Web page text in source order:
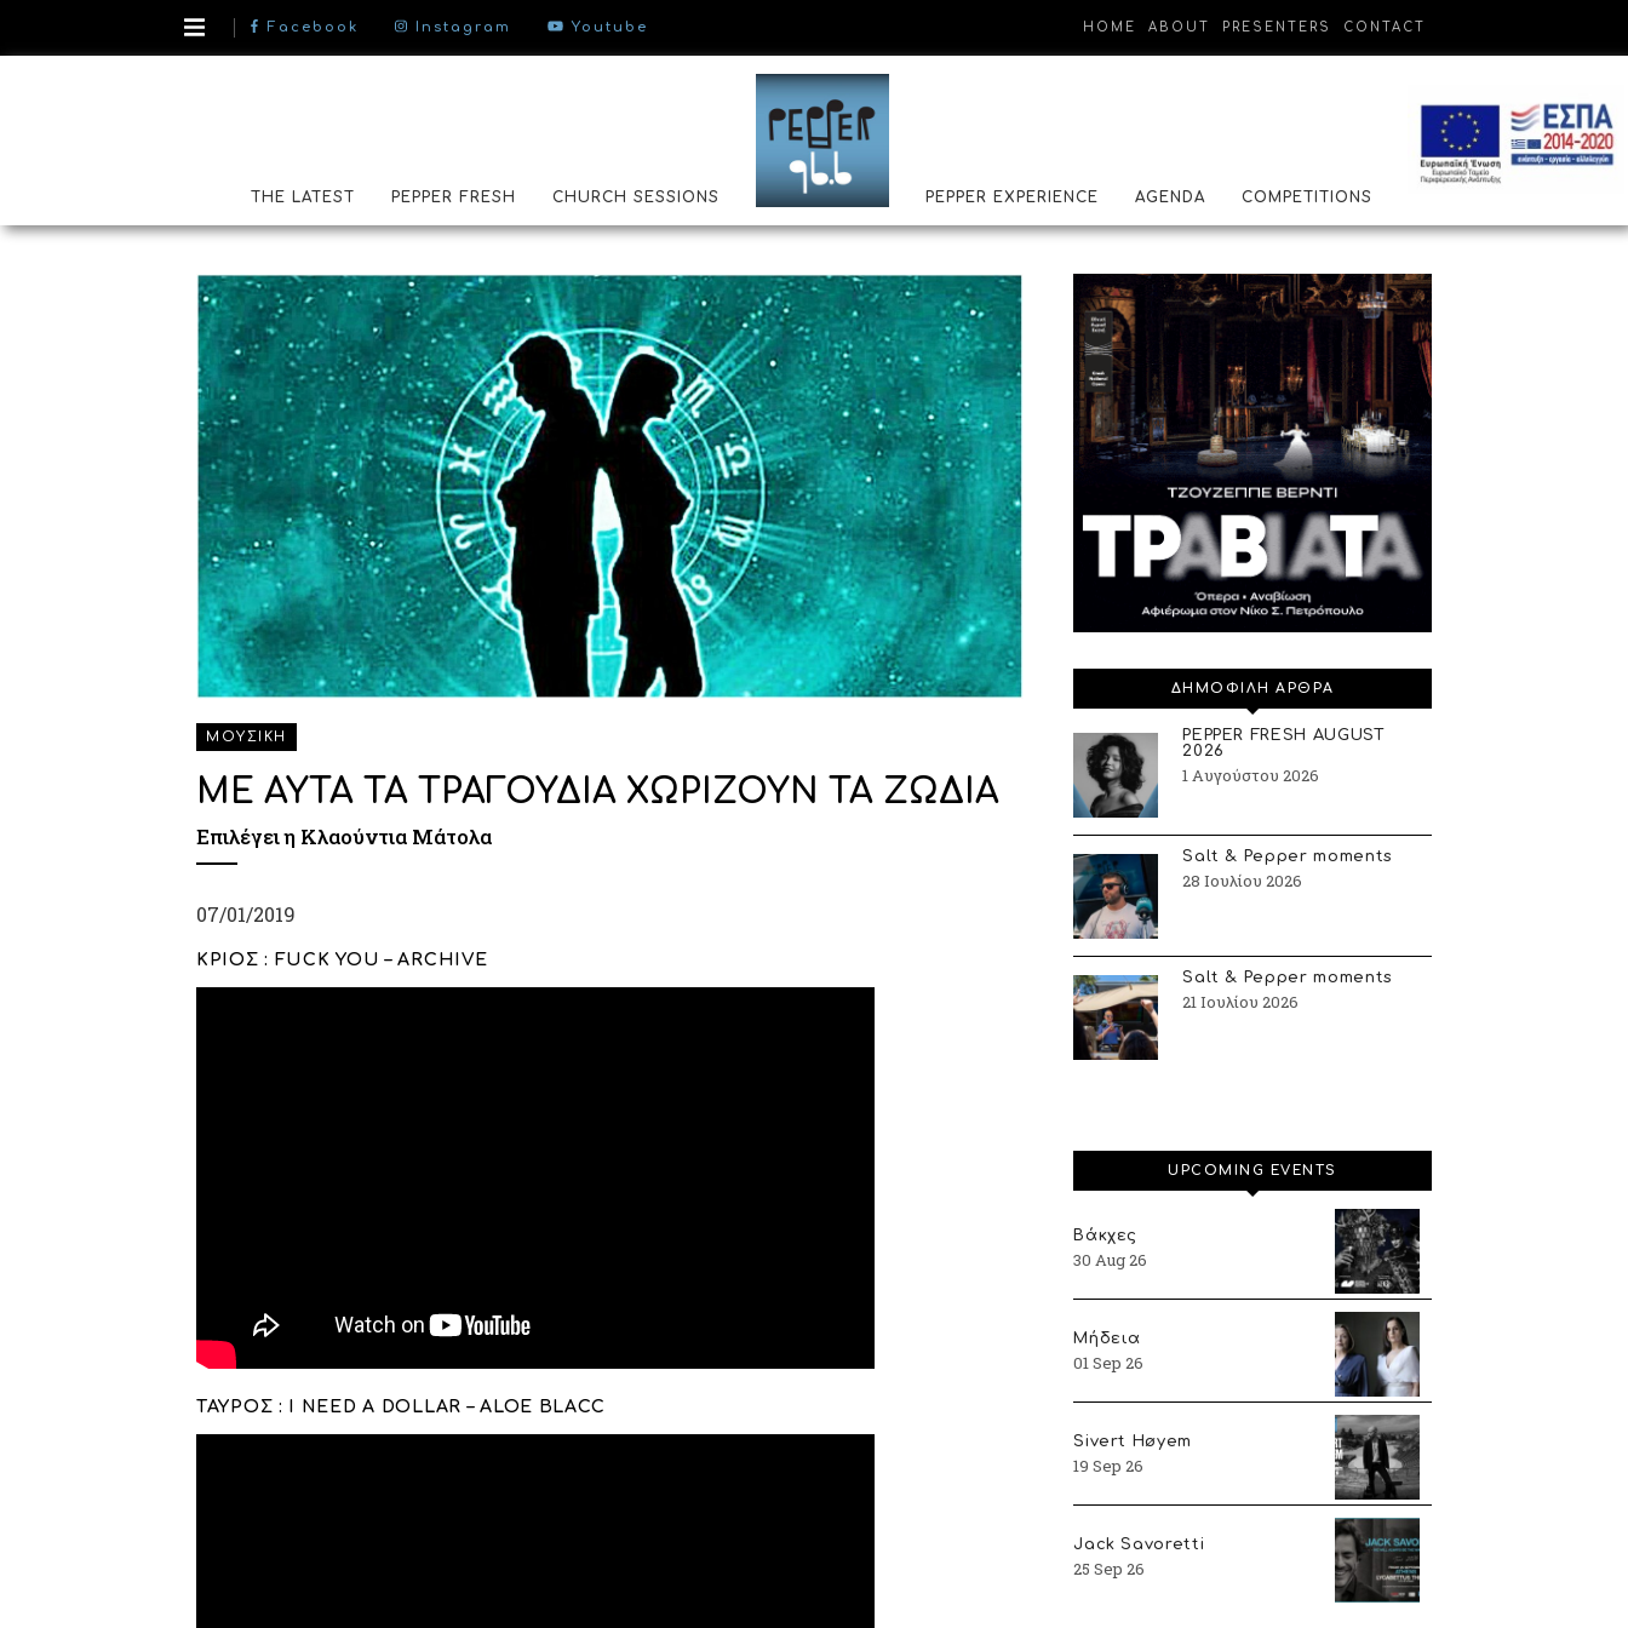
Facebook Instagram Youtube HOME ABOUT PRESENTERS CONTACT
THE LATEST PEPPER FRESH CHURCH SESSIONS PEPPER EXPERIENCE AGENDA COMPETITIONS
ΜΟΥΣΙΚΗ
ΜΕ ΑΥΤΑ ΤΑ ΤΡΑΓΟΥΔΙΑ ΧΩΡΙΖΟΥΝ ΤΑ ΖΩΔΙΑ
Επιλέγει η Κλαούντια Μάτολα
07/01/2019
ΚΡΙΟΣ : FUCK YOU – ARCHIVE
ΤΑΥΡΟΣ : I NEED A DOLLAR – ALOE BLACC
ΔΗΜΟΦΙΛΗ ΑΡΘΡΑ
PEPPER FRESH AUGUST
2026
1 Αυγούστου 2026
Salt & Pepper moments
28 Ιουλίου 2026
Salt & Pepper moments
21 Ιουλίου 2026
UPCOMING EVENTS
Βάκχες
30 Aug 26
Μήδεια
01 Sep 26
Sivert Høyem
19 Sep 26
Jack Savoretti
25 Sep 26